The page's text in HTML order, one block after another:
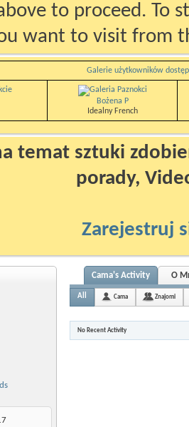
to proceed. To
want to visit from
Galerie użytkowników
Bożena P
Idealny French
temat sztuki
porady,
Zarejestruj
Cama's Activity O
All Cama Znajomi
No Recent Activity